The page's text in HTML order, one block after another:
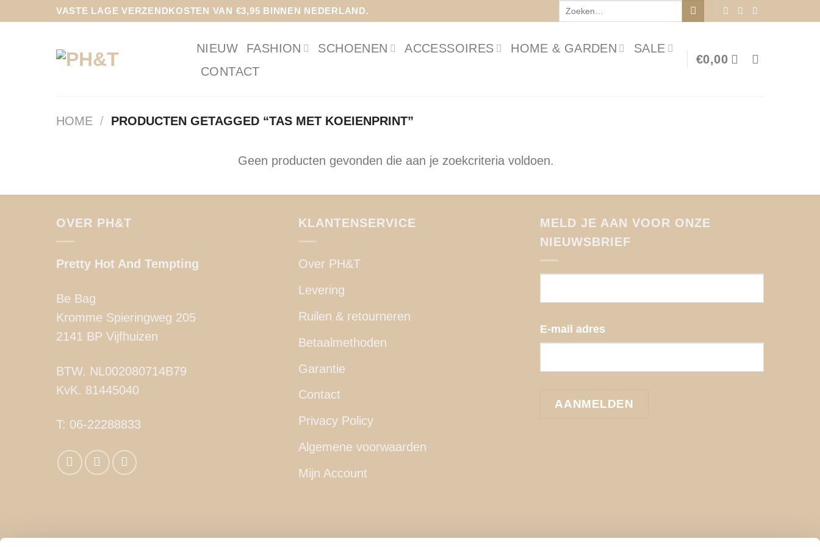
VASTE LAGE VERZENDKOSTEN VAN €3,95 BINNEN NEDERLAND.
Zoeken
NIEUW FASHION SCHOENEN ACCESSOIRES HOME & GARDEN
SALE
CONTACT
€0,00
HOME / PRODUCTEN GETAGGED “TAS MET KOEIENPRINT”
Geen producten gevonden die aan je zoekcriteria voldoen.
OVER PH&T
Pretty Hot And Tempting
Be Bag
Kromme Spieringweg 205
2141 BP Vijfhuizen
BTW. NL002080714B79
KvK. 81445040
T: 06-22288833
KLANTENSERVICE
Over PH&T
Levering
Ruilen & retourneren
Betaalmethoden
Garantie
Contact
Privacy Policy
Algemene voorwaarden
Mijn Account
MELD JE AAN VOOR ONZE
NIEUWSBRIEF
E-mail adres